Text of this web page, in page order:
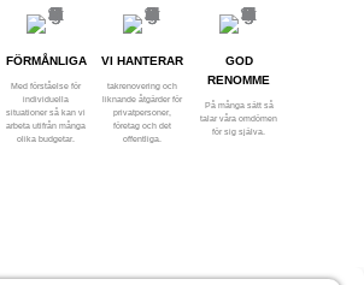
FÖRMÅNLIGA
Med förståelse för
individuella
situationer så kan vi
arbeta utifrån många
olika budgetar.
VI HANTERAR
takrenovering och
liknande åtgärder för
privatpersoner,
företag och det
offentliga.
GOD
RENOMME
På många sätt så
talar våra omdömen
för sig själva.